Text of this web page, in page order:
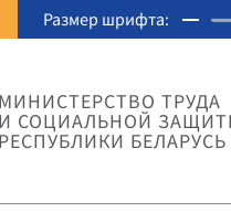
Размер шрифта:
МИНИСТЕРСТВО ТРУДА
И СОЦИАЛЬНОЙ
РЕСПУБЛИКИ БЕЛАРУСЬ